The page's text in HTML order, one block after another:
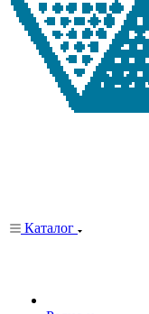
Каталог